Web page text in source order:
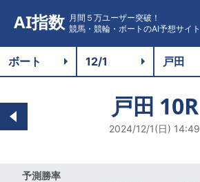
AI指数 月間５万ユーザー突破！
競馬・競輪・ボートのAI予想サイト
戸田 10R
2024/12/1(日) 14:49
予測勝率